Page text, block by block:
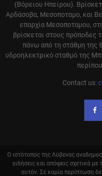
(Βόρειου Ηπείρου).
Αρδάσοβα, Μεσοποταμο, και
επαρχία Μεσοποταμου,
βρίσκεται στους πρόποδες
πάνω από τη στάθμη της
υδροηλεκτρικό σταθμό της
Contact us:
Ο ιστότοπος της Λύβενας
ειδήσεις και απόψεις σχετικά
αυτόν. Σε καμία περίπτωση